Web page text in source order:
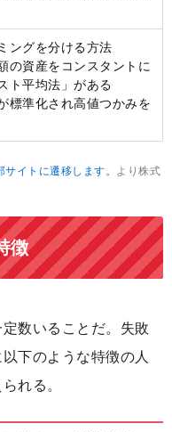
ングを分ける方法
の資産をコンスタントに
ト平均法」がある
標準化され高値つかみを
イトに遷移します。 より株式
徴
数いることだ。失敗
下のような特徴の人
れる。